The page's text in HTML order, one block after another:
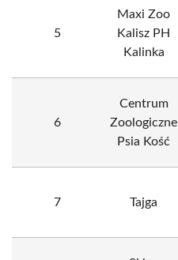
5
Maxi Zoo
Kalisz PH
Kalinka
6
Centrum
Zoologiczne
Psia Kość
7 Tajga